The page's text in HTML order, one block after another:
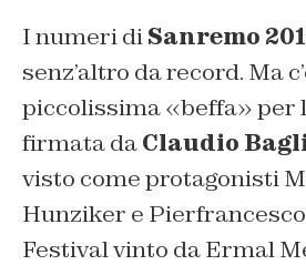
I numeri diSanremo
senz’altro da record. Ma
piccolissima «beffa» per
firmata daClaudio
visto come protagonisti
Hunziker e
Festival vinto da Ermal